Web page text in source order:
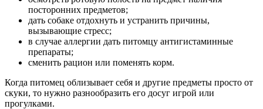
посторонних предметов;
дать собаке отдохнуть и устранить причины,
вызывающие стресс;
в случае аллергии дать питомцу антигистаминные
препараты;
сменить рацион или поменять корм.
Когда питомец облизывает себя и другие предметы просто от
скуки, то нужно разнообразить его досуг игрой или
прогулками.